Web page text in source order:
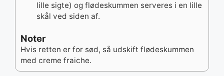
lille sigte) og flødeskummen serveres i en lille
skål ved siden af.
Noter
Hvis retten er for sød, så udskift flødeskummen
med creme fraiche.